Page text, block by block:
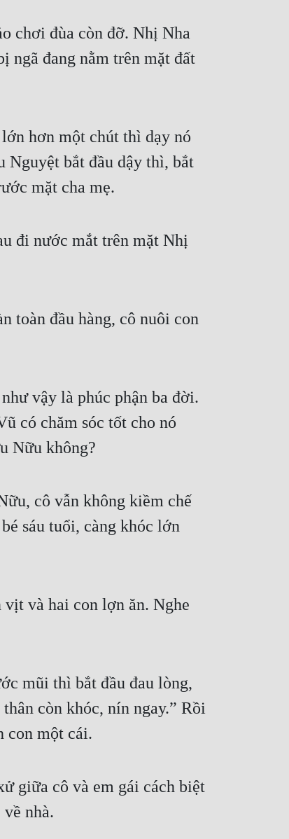
chơi đùa còn đỡ. Nhị Nha
ngã đang nằm trên mặt đất
hơn một chút thì dạy nó
Nguyệt bắt đầu dậy thì, bắt
mặt cha mẹ.
đi nước mắt trên mặt Nhị
toàn đầu hàng, cô nuôi con
vậy là phúc phận ba đời.
có chăm sóc tốt cho nó
Nữu không?
cô vẫn không kiềm chế
sáu tuổi, càng khóc lớn
vịt và hai con lợn ăn. Nghe
mũi thì bắt đầu đau lòng,
còn khóc, nín ngay.” Rồi
con một cái.
giữa cô và em gái cách biệt
nhà.